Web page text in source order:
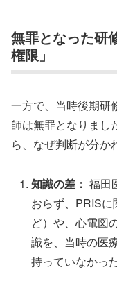
無罪となった研
権限」
一方で、当時後期研
師は無罪となりまし
ら、なぜ判断が分か
知識の差： 福田
おらず、PRIS
ど）や、心電図
識を、当時の医
持っていなかっ